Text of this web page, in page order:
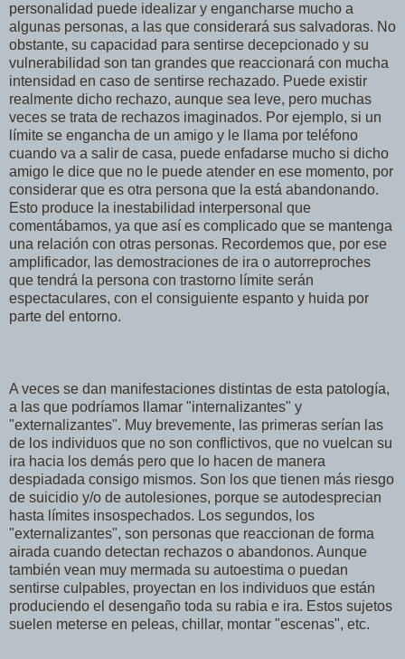
personalidad puede idealizar y engancharse mucho a
algunas personas, a las que considerará sus salvadoras. No
obstante, su capacidad para sentirse decepcionado y su
vulnerabilidad son tan grandes que reaccionará con mucha
intensidad en caso de sentirse rechazado. Puede existir
realmente dicho rechazo, aunque sea leve, pero muchas
veces se trata de rechazos imaginados. Por ejemplo, si un
límite se engancha de un amigo y le llama por teléfono
cuando va a salir de casa, puede enfadarse mucho si dicho
amigo le dice que no le puede atender en ese momento, por
considerar que es otra persona que la está abandonando.
Esto produce la inestabilidad interpersonal que
comentábamos, ya que así es complicado que se mantenga
una relación con otras personas. Recordemos que, por ese
amplificador, las demostraciones de ira o autorreproches
que tendrá la persona con trastorno límite serán
espectaculares, con el consiguiente espanto y huida por
parte del entorno.
A veces se dan manifestaciones distintas de esta patología,
a las que podríamos llamar "internalizantes" y
"externalizantes". Muy brevemente, las primeras serían las
de los individuos que no son conflictivos, que no vuelcan su
ira hacia los demás pero que lo hacen de manera
despiadada consigo mismos. Son los que tienen más riesgo
de suicidio y/o de autolesiones, porque se autodesprecian
hasta límites insospechados. Los segundos, los
"externalizantes", son personas que reaccionan de forma
airada cuando detectan rechazos o abandonos. Aunque
también vean muy mermada su autoestima o puedan
sentirse culpables, proyectan en los individuos que están
produciendo el desengaño toda su rabia e ira. Estos sujetos
suelen meterse en peleas, chillar, montar "escenas", etc.